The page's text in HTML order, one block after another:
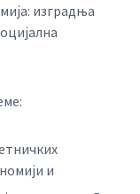
изградња
и